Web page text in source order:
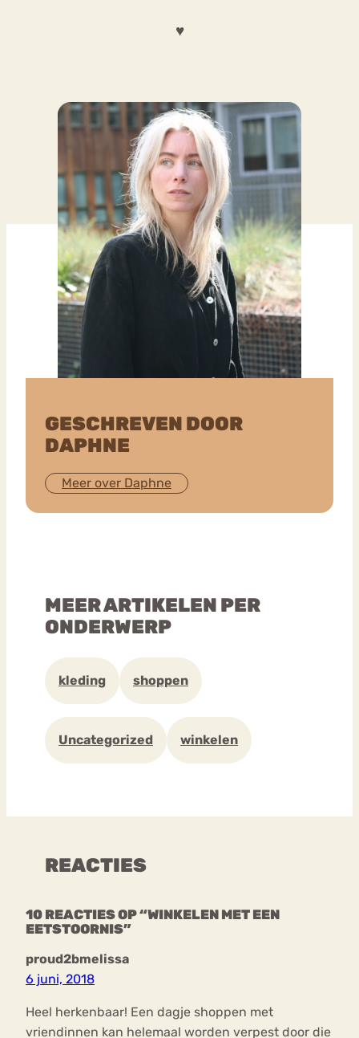
♥
GESCHREVEN DOOR
DAPHNE
Meer over Daphne
MEER ARTIKELEN PER
ONDERWERP
kleding shoppen
Uncategorized winkelen
REACTIES
10 REACTIES OP “WINKELEN MET EEN
EETSTOORNIS”
proud2bmelissa
6 juni, 2018
Heel herkenbaar! Een dagje shoppen met
vriendinnen kan helemaal worden verpest door die